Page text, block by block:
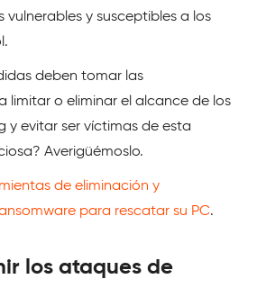
vulnerables y susceptibles a los
deben tomar las
limitar o eliminar el alcance de los
y evitar ser víctimas de esta
Averigüémoslo.
de eliminación y
para rescatar su PC.
los ataques de